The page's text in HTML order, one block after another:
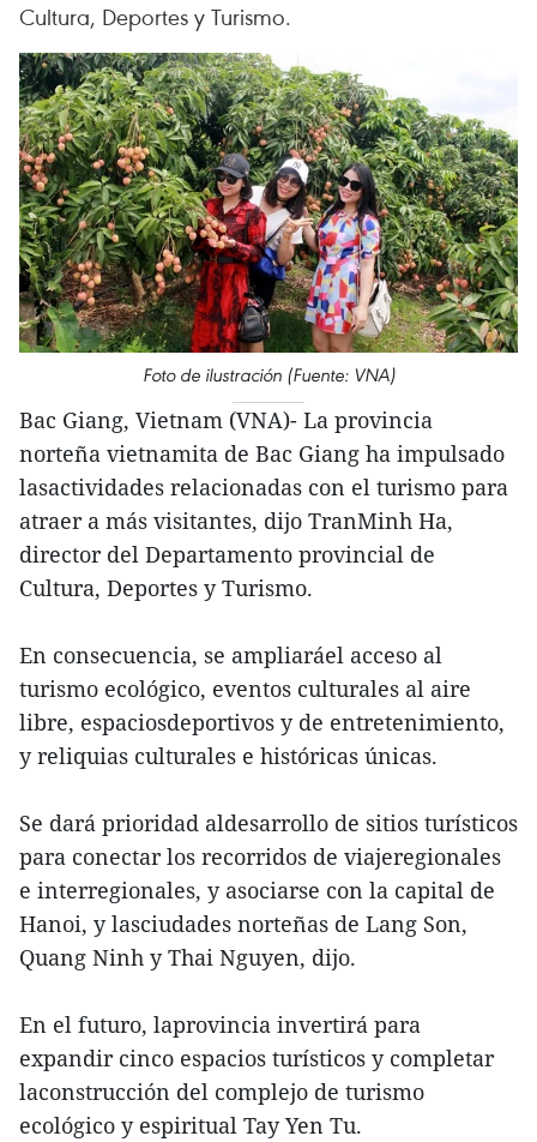
Cultura, Deportes y Turismo.
Foto de ilustración (Fuente: VNA)
Bac Giang, Vietnam (VNA)- La provincia
norteña vietnamita de Bac Giang ha impulsado
lasactividades relacionadas con el turismo para
atraer a más visitantes, dijo TranMinh Ha,
director del Departamento provincial de
Cultura, Deportes y Turismo.
En consecuencia, se ampliaráel acceso al
turismo ecológico, eventos culturales al aire
libre, espaciosdeportivos y de entretenimiento,
y reliquias culturales e históricas únicas.
Se dará prioridad aldesarrollo de sitios turísticos
para conectar los recorridos de viajeregionales
e interregionales, y asociarse con la capital de
Hanoi, y lasciudades norteñas de Lang Son,
Quang Ninh y Thai Nguyen, dijo.
En el futuro, laprovincia invertirá para
expandir cinco espacios turísticos y completar
laconstrucción del complejo de turismo
ecológico y espiritual Tay Yen Tu.